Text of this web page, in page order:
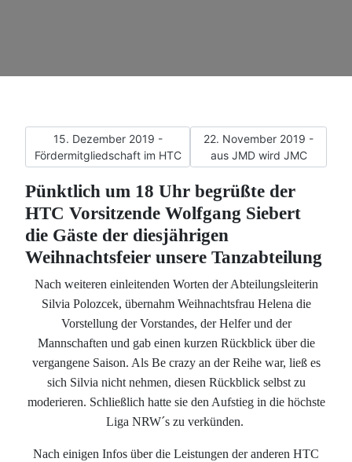
Vorheriger Beitrag: 15. Dezember 2019 -
15. Dezember 2019 -
Fördermitgliedschaft im HTC
Nächster Beitrag: 22.
22. November 2019 -
aus JMD wird JMC
Pünktlich um 18 Uhr begrüßte der
HTC Vorsitzende Wolfgang Siebert
die Gäste der diesjährigen
Weihnachtsfeier unsere Tanzabteilung
Nach weiteren einleitenden Worten der Abteilungsleiterin
Silvia Polozcek, übernahm Weihnachtsfrau Helena die
Vorstellung der Vorstandes, der Helfer und der
Mannschaften und gab einen kurzen Rückblick über die
vergangene Saison. Als Be crazy an der Reihe war, ließ es
sich Silvia nicht nehmen, diesen Rückblick selbst zu
moderieren. Schließlich hatte sie den Aufstieg in die höchste
Liga NRW´s zu verkünden.
Nach einigen Infos über die Leistungen der anderen HTC